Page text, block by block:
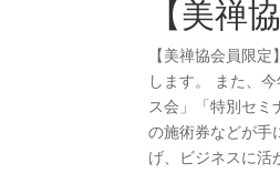
【美禅
【美禅協会員限
します。 また、
ス会」「特別セミ
の施術券などが手
げ、ビジネスに活